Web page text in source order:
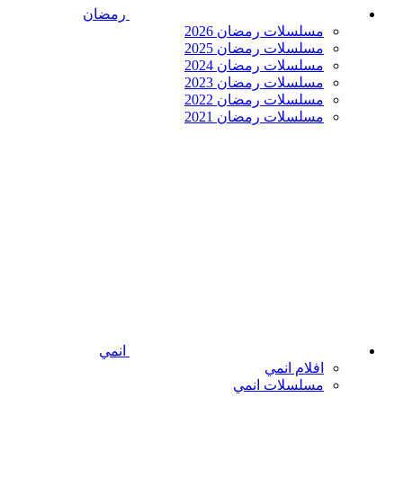
رمضان
مسلسلات رمضان 2026
مسلسلات رمضان 2025
مسلسلات رمضان 2024
مسلسلات رمضان 2023
مسلسلات رمضان 2022
مسلسلات رمضان 2021
انمي
افلام انمي
مسلسلات انمي